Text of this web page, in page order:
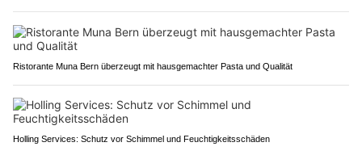
Ristorante Muna Bern überzeugt mit hausgemachter Pasta und Qualität
Holling Services: Schutz vor Schimmel und Feuchtigkeitsschäden